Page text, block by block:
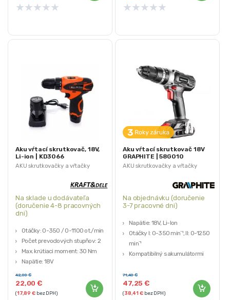
★★★★★ ★★★★★
AKU skrutkovačky a vŕtačky
Aku vŕtací skrutkovač, 18V,
Li-ion | KD3066
Na sklade u dodávateľa
(doručenie 4-8 pracovných
dni)
Otáčky: 0-350 / 0-1100 ot./min
Počet prevodových stupňov: 2
Max. krútiaci moment: 30 Nm
Napätie: 18V
22,00€
42,00€
(17,89€bez DPH)
AKU skrutkovačky a vŕtačky
Aku vŕtací skrutkovač 18V
GRAPHITE | 58G010
Na objednávku (doručenie
3-7 pracovné dni)
Napätie: 18V, Li-Ion
Otáčky I: 0-350 min⁻¹, II: 0-1250
min⁻¹
Kompatibilný s akumulátormi
GRAPHITE
Záruka 3 roky
47,25€
71,40€
(38,41€bez DPH)